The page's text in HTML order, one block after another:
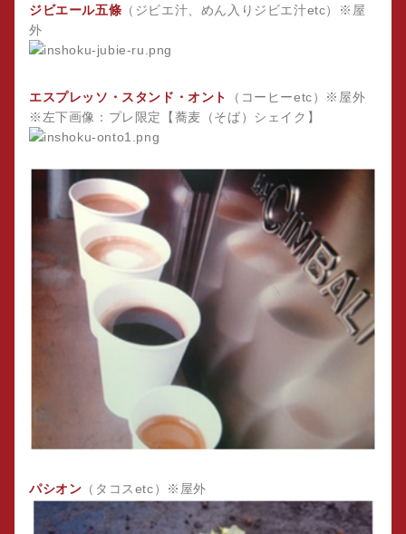
ジビエール五條 （ジビエ汁、めん入りジビエ汁etc）※屋
外
エスプレッソ・スタンド・オント
（コーヒーetc）※屋外
※左下画像：プレ限定【蕎麦（そば）シェイク】
パシオン （タコスetc）※屋外